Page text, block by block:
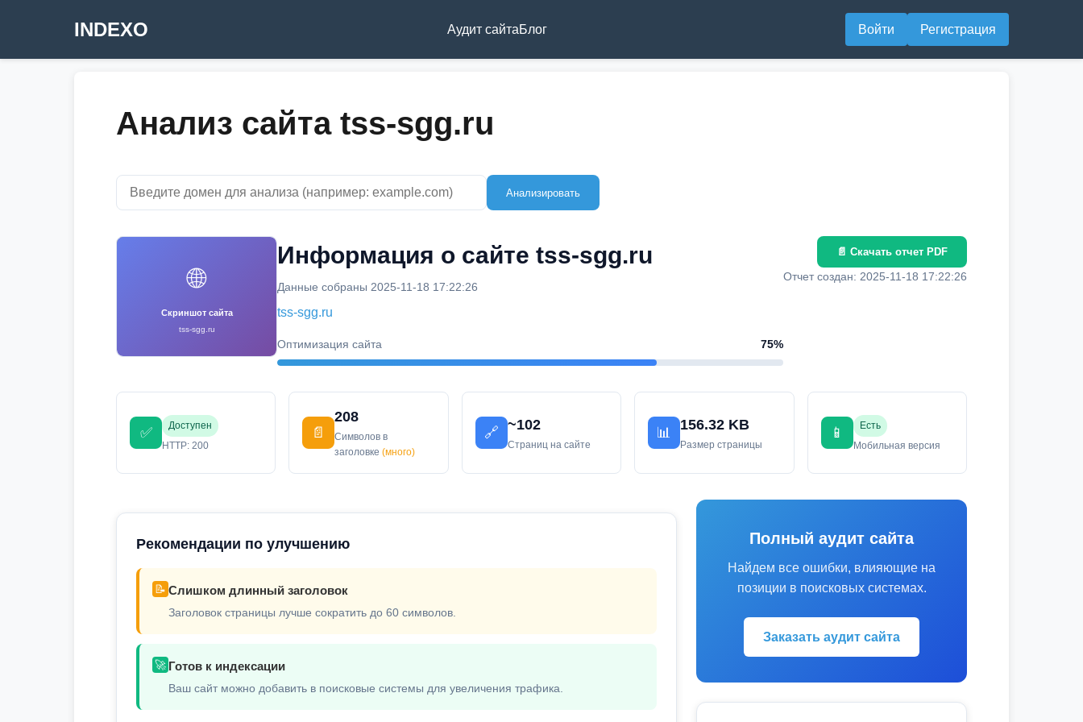
INDEXO Аудит сайтаБлог Войти Регистрация
Анализ сайта tss-sgg.ru
Анализировать
🌐
Скриншот сайта
tss-sgg.ru
Информация о сайте tss-sgg.ru
Данные собраны 2025-11-18 17:22:26
tss-sgg.ru
Оптимизация сайта 75%
📄 Скачать отчет PDF
Отчет создан: 2025-11-18 17:22:26
✅
Доступен
HTTP: 200
📄
208
Символов в
заголовке(много)
🔗
~102
Страниц на сайте
📊
156.32 KB
Размер страницы
📱
Есть
Мобильная версия
Рекомендации по улучшению
📝 Слишком длинный заголовок
Заголовок страницы лучше сократить до 60 символов.
🚀 Готов к индексации
Ваш сайт можно добавить в поисковые системы для увеличения трафика.
Полный аудит сайта
Найдем все ошибки, влияющие на
позиции в поисковых системах.
Заказать аудит сайта